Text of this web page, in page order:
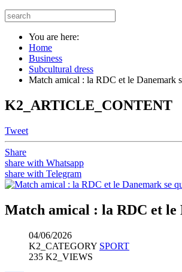
You are here:
Home
Business
Subcultural dress
Match amical : la RDC et le Danemark
K2_ARTICLE_CONTENT
Tweet
Share
share with Whatsapp
share with Telegram
Match amical : la RDC et le
04/06/2026
K2_CATEGORY SPORT
235 K2_VIEWS